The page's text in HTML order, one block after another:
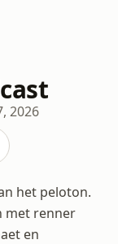
2026
het peloton.
met renner
en